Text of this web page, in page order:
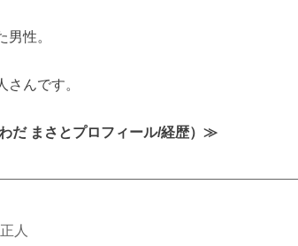
男性。
さんです。
だ まさとプロフィール/経歴）≫
人